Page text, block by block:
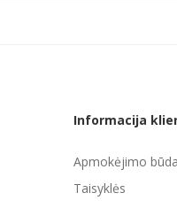
Informacija
Apmokėjimo
Taisyklės